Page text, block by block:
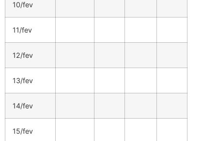
10/fev
11/fev
12/fev
13/fev
14/fev
15/fev